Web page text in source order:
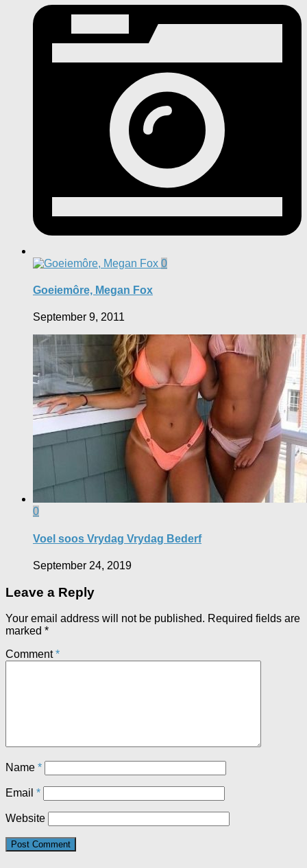
0
Goeiemôre, Megan Fox
September 9, 2011
0
Voel soos Vrydag Vrydag Bederf
September 24, 2019
Leave a Reply
Your email address will not be published. Required fields are
marked *
Comment*
Name *
Email *
Website